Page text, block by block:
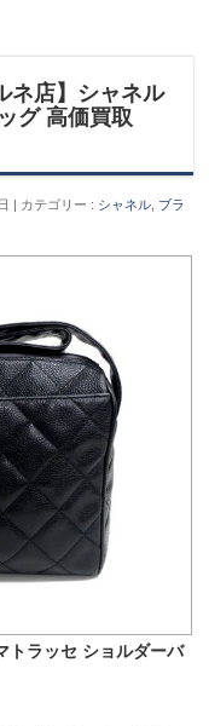
ネ店】シャネル
グ 高価買取
カテゴリー : シャネル ブラ
トラッセ ショルダーバ